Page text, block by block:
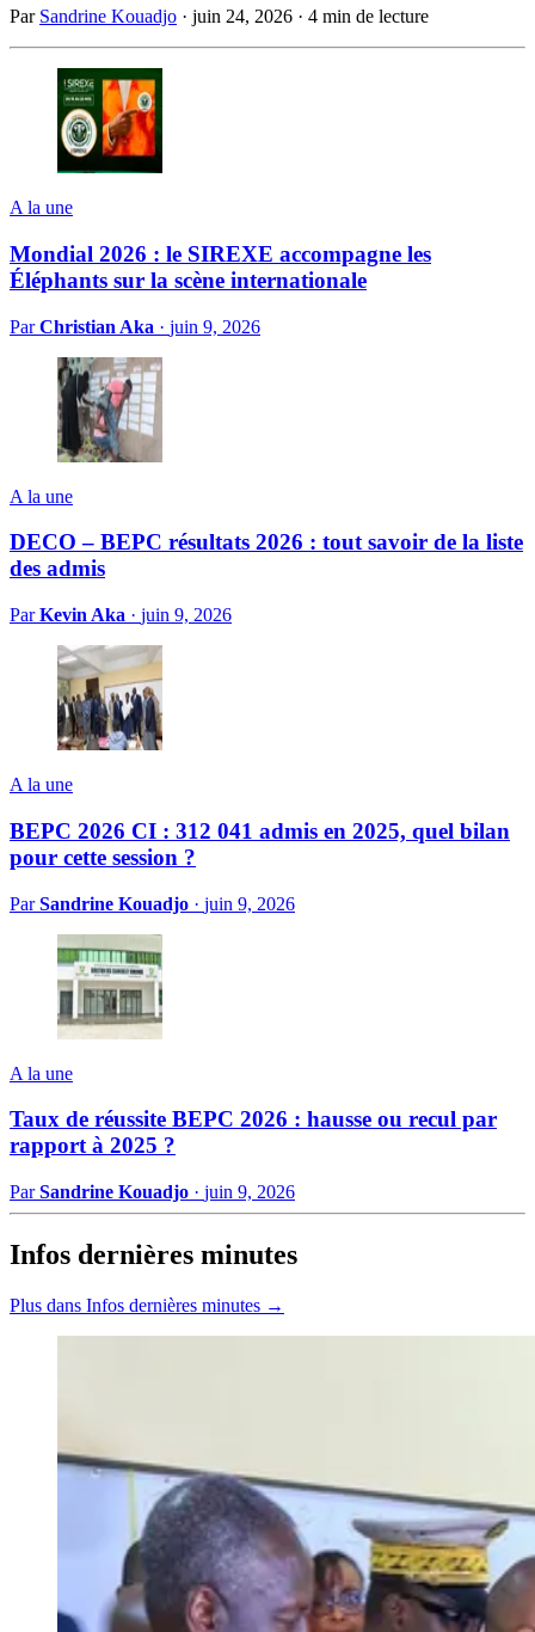
Par Sandrine Kouadjo · juin 24, 2026 · 4 min de lecture
A la une
Mondial 2026 : le SIREXE accompagne les
Éléphants sur la scène internationale
ParChristian Aka · juin 9, 2026
A la une
DECO – BEPC résultats 2026 : tout savoir de la liste
des admis
ParKevin Aka · juin 9, 2026
A la une
BEPC 2026 CI : 312 041 admis en 2025, quel bilan
pour cette session ?
ParSandrine Kouadjo · juin 9, 2026
A la une
Taux de réussite BEPC 2026 : hausse ou recul par
rapport à 2025 ?
ParSandrine Kouadjo · juin 9, 2026
Infos dernières minutes
Plus dans Infos dernières minutes →